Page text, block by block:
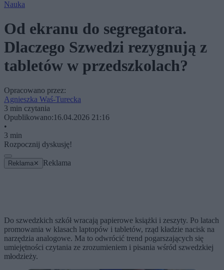
Nauka
Od ekranu do segregatora.
Dlaczego Szwedzi rezygnują z
tabletów w przedszkolach?
Opracowano przez:
Agnieszka Waś-Turecka
3 min czytania
Opublikowano:16.04.2026 21:16
•
3 min
Rozpocznij dyskusję!
Reklama ✕ Reklama
Do szwedzkich szkół wracają papierowe książki i zeszyty. Po latach
promowania w klasach laptopów i tabletów, rząd kładzie nacisk na
narzędzia analogowe. Ma to odwrócić trend pogarszających się
umiejętności czytania ze zrozumieniem i pisania wśród szwedzkiej
młodzieży.